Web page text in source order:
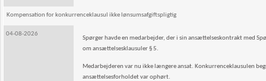
Kompensation for konkurrenceklausul ikke lønsumsafgiftspligtig
04-08-2026
Spørger havde en medarbejder, der i sin ansættelseskontrakt med
om ansættelsesklausuler § 5.
Medarbejderen var nu ikke længere ansat. Konkurrenceklausulen
ansættelsesforholdet var ophørt.